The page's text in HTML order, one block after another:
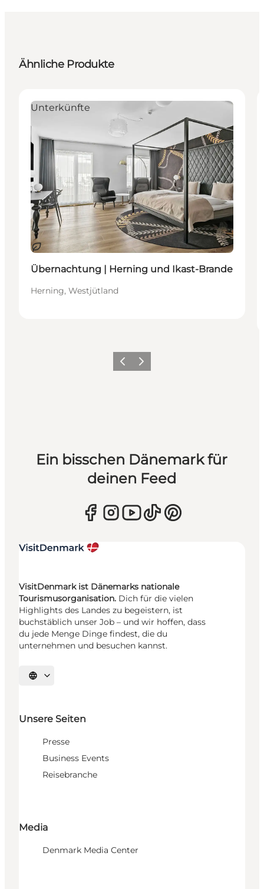
Ähnliche Produkte
Nachhaltig
Unterkünfte
Übernachtung | Herning und Ikast-Brande
Herning, Westjütland
ZurückWeiter
Ein bisschen Dänemark für
deinen Feed
VisitDenmark ist Dänemarks nationale
Tourismusorganisation. Dich für die vielen
Highlights des Landes zu begeistern, ist
buchstäblich unser Job – und wir hoffen, dass
du jede Menge Dinge findest, die du
unternehmen und besuchen kannst.
Sprache auswählen
Unsere Seiten
Presse
Business Events
Reisebranche
Media
Denmark Media Center